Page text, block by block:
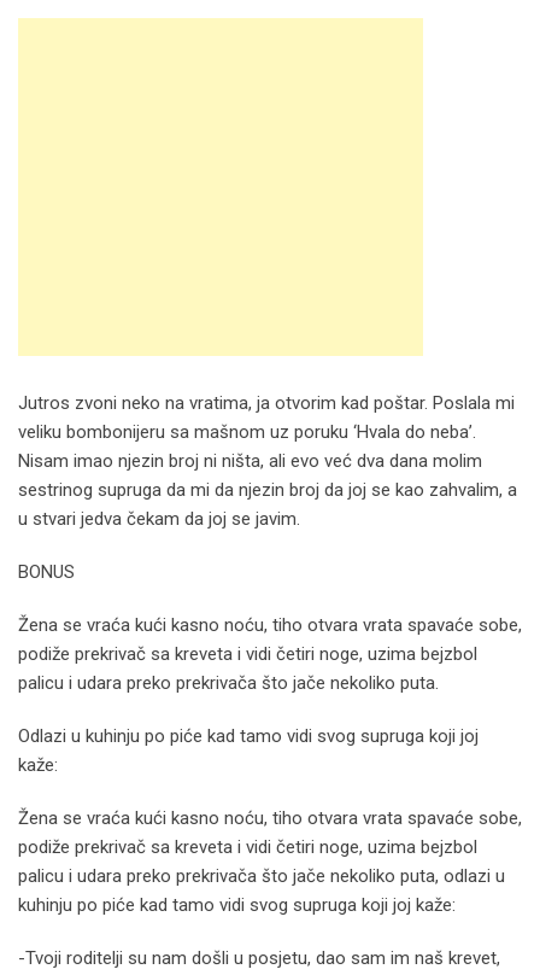
Jutros zvoni neko na vratima, ja otvorim kad poštar. Poslala mi
veliku bombonijeru sa mašnom uz poruku ‘Hvala do neba’.
Nisam imao njezin broj ni ništa, ali evo već dva dana molim
sestrinog supruga da mi da njezin broj da joj se kao zahvalim, a
u stvari jedva čekam da joj se javim.
BONUS
Žena se vraća kući kasno noću, tiho otvara vrata spavaće sobe,
podiže prekrivač sa kreveta i vidi četiri noge, uzima bejzbol
palicu i udara preko prekrivača što jače nekoliko puta.
Odlazi u kuhinju po piće kad tamo vidi svog supruga koji joj
kaže:
Žena se vraća kući kasno noću, tiho otvara vrata spavaće sobe,
podiže prekrivač sa kreveta i vidi četiri noge, uzima bejzbol
palicu i udara preko prekrivača što jače nekoliko puta, odlazi u
kuhinju po piće kad tamo vidi svog supruga koji joj kaže:
-Tvoji roditelji su nam došli u posjetu, dao sam im naš krevet,